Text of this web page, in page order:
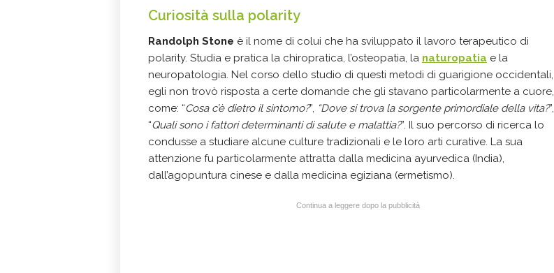
Curiosità sulla polarity
Randolph Stone è il nome di colui che ha sviluppato il lavoro terapeutico di
polarity. Studia e pratica la chiropratica, l’osteopatia, la naturopatia e la
neuropatologia. Nel corso dello studio di questi metodi di guarigione occidentali,
egli non trovò risposta a certe domande che gli stavano particolarmente a cuore,
come: “Cosa c’è dietro il sintomo?”, “Dove si trova la sorgente primordiale della vita?”,
“Quali sono i fattori determinanti di salute e malattia?”. Il suo percorso di ricerca lo
condusse a studiare alcune culture tradizionali e le loro arti curative. La sua
attenzione fu particolarmente attratta dalla medicina ayurvedica (India),
dall’agopuntura cinese e dalla medicina egiziana (ermetismo).
Continua a leggere dopo la pubblicità